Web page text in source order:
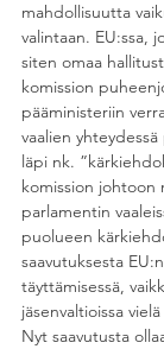
mahdollisuutta
valintaan. EU:ssa,
siten omaa
komission
pääministeriin
vaalien
läpi nk.
komission johtoon
parlamentin
puolueen
saavutuksesta
täyttämisessä,
jäsenvaltioissa
Nyt saavutusta